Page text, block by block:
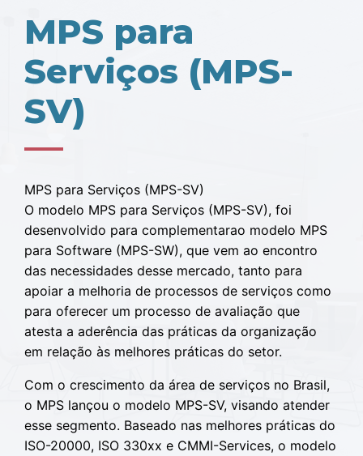
MPS para
Serviços (MPS-
SV)
MPS para Serviços (MPS-SV)
O modelo MPS para Serviços (MPS-SV), foi
desenvolvido para complementarao modelo MPS
para Software (MPS-SW), que vem ao encontro
das necessidades desse mercado, tanto para
apoiar a melhoria de processos de serviços como
para oferecer um processo de avaliação que
atesta a aderência das práticas da organização
em relação às melhores práticas do setor.
Com o crescimento da área de serviços no Brasil,
o MPS lançou o modelo MPS-SV, visando atender
esse segmento. Baseado nas melhores práticas do
ISO-20000, ISO 330xx e CMMI-Services, o modelo